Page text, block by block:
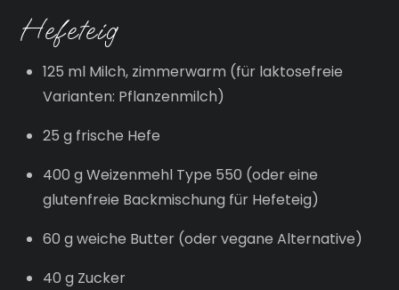
Hefeteig
125 ml Milch, zimmerwarm (für laktosefreie
Varianten: Pflanzenmilch)
25 g frische Hefe
400 g Weizenmehl Type 550 (oder eine
glutenfreie Backmischung für Hefeteig)
60 g weiche Butter (oder vegane Alternative)
40 g Zucker